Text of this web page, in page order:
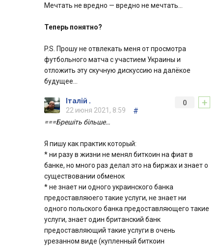
Мечтать не вредно — вредно не мечтать…
Теперь понятно?
P.S. Прошу не отвлекать меня от просмотра
футбольного матча с участием Украины и
отложить эту скучную дискуссию на далёкое
будущее…
+
0
Італій .
22 июня 2021, 8:59
#
===Брешіть більше…
Я пишу как практик который:
* ни разу в жизни не менял биткоин на фиат в
банке, но много раз делал это на биржах и знает о
существовании обменок
* не знает ни одного украинского банка
предоставляюего такие услуги, не знает ни
одного польского банка предоставляющего такие
услуги, знает один британский банк
предоставляющий такие услуги в очень
урезанном виде (купленный биткоин